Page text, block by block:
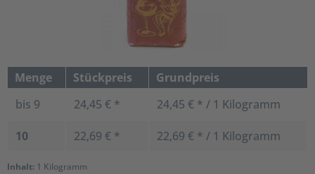
Menge Stückpreis
Grundpreis
bis 9 24,45 € * 24,45 € * / 1 Kilogramm
10 22,69 € * 22,69 € * / 1 Kilogramm
Inhalt: 1 Kilogramm